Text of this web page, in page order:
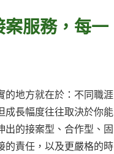
服務，每一
的地方就在於：不同職涯
成長幅度往往取決於你能
出的接案型、合作型、固
的責任，以及更嚴格的時